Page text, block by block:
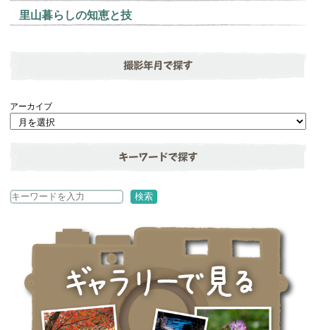
里山暮らしの知恵と技
撮影年月で探す
アーカイブ
キーワードで探す
検
検索